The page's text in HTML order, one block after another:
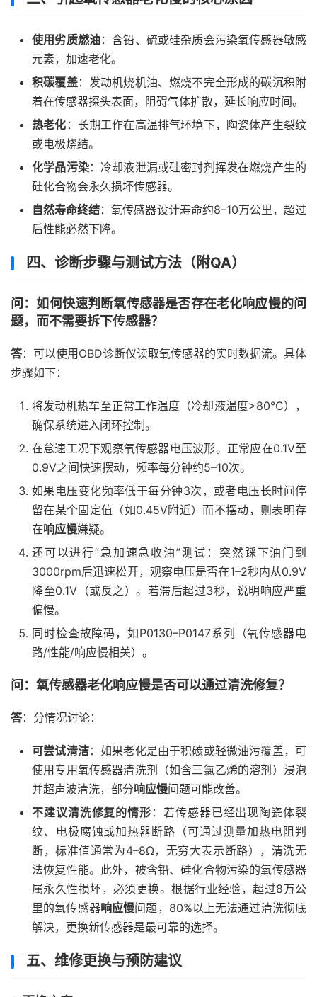
使用劣质燃油：含铅、硫或硅杂质会污染氧传感器敏感
元素，加速老化。
积碳覆盖：发动机烧机油、燃烧不完全形成的碳沉积附
着在传感器探头表面，阻碍气体扩散，延长响应时间。
热老化 ：长期工作在高温排气环境下，陶瓷体产生裂纹
或电极烧结。
化学品污染：冷却液泄漏或硅密封剂挥发在燃烧产生的
硅化合物会永久损坏传感器。
自然寿命终结：氧传感器设计寿命约8–10万公里，超过
后性能必然下降。
四、诊断步骤与测试方法（附QA）
问：如何快速判断氧传感器是否存在老化响应慢的问
题，而不需要拆下传感器？
答：可以使用OBD诊断仪读取氧传感器的实时数据流。具体
步骤如下：
将发动机热车至正常工作温度（冷却液温度>80°C），
确保系统进入闭环控制。
在怠速工况下观察氧传感器电压波形。正常应在0.1V至
0.9V之间快速摆动，频率每分钟约5–10次。
如果电压变化频率低于每分钟3次，或者电压长时间停
留在某个固定值（如0.45V附近）而不摆动，则表明存
在响应慢嫌疑。
还可以进行“急加速急收油”测试：突然踩下油门到
3000rpm后迅速松开，观察电压是否在1–2秒内从0.9V
降至0.1V（或反之）。若滞后超过3秒，说明响应严重
偏慢。
同时检查故障码，如P0130–P0147系列（氧传感器电
路/性能/响应慢相关）。
问：氧传感器老化响应慢是否可以通过清洗修复？
答：分情况讨论：
可尝试清洁：如果老化是由于积碳或轻微油污覆盖，可
使用专用氧传感器清洗剂（如含三氯乙烯的溶剂）浸泡
并超声波清洗，部分响应慢问题可能改善。
不建议清洗修复的情形 ：若传感器已经出现陶瓷体裂
纹、电极腐蚀或加热器断路（可通过测量加热电阻判
断，标准值通常为4–8Ω，无穷大表示断路），清洗无
法恢复性能。此外，被含铅、硅化合物污染的氧传感器
属永久性损坏，必须更换。根据行业经验，超过8万公
里的氧传感器响应慢问题，80%以上无法通过清洗彻底
解决，更换新传感器是最可靠的选择。
五、维修更换与预防建议